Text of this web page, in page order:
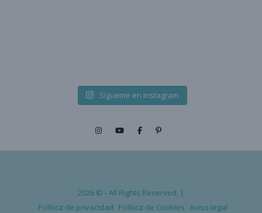
Sígueme en Instagram
2026 © - All Rights Reserved. |
Política de privacidad Política de Cookies Aviso legal